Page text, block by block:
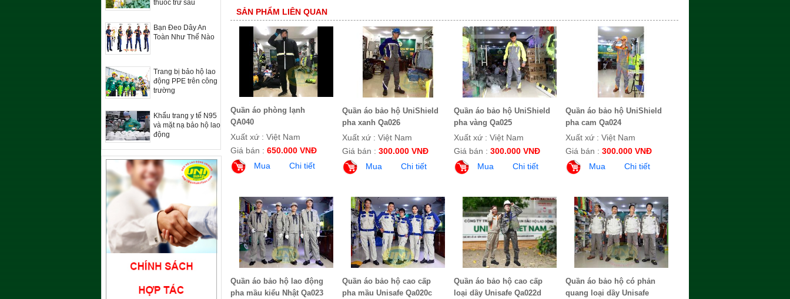
thuốc trừ sâu
Bạn Đeo Dây An
Toàn Như Thế Nào
Trang bị bảo hộ lao
động PPE trên công
trường
Khẩu trang y tế N95
và mặt nạ bảo hộ lao
động
SẢN PHẨM LIÊN QUAN
Quần áo phòng lạnh
QA040
Xuất xứ : Việt Nam
Giá bán : 650.000 VNĐ
Mua
Chi tiết
Quần áo bảo hộ UniShield
pha xanh Qa026
Xuất xứ : Việt Nam
Giá bán : 300.000 VNĐ
Mua
Chi tiết
Quần áo bảo hộ UniShield
pha vàng Qa025
Xuất xứ : Việt Nam
Giá bán : 300.000 VNĐ
Mua
Chi tiết
Quần áo bảo hộ UniShield
pha cam Qa024
Xuất xứ : Việt Nam
Giá bán : 300.000 VNĐ
Mua
Chi tiết
Quần áo bảo hộ lao động
pha mầu kiểu Nhật Qa023
Quần áo bảo hộ cao cấp
pha mầu Unisafe Qa020c
Quần áo bảo hộ cao cấp
loại dầy Unisafe Qa022d
Quần áo bảo hộ có phản
quang loại dầy Unisafe